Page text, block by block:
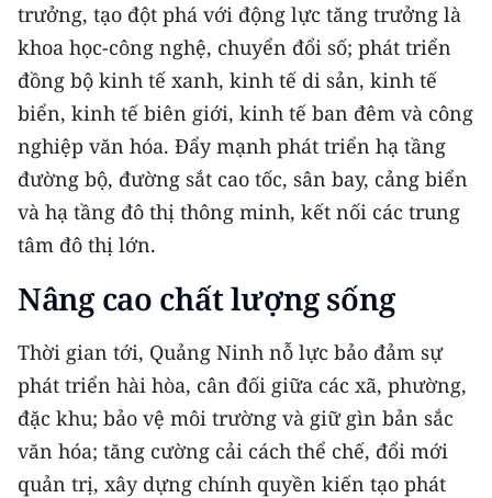
trưởng, tạo đột phá với động lực tăng trưởng là
khoa học-công nghệ, chuyển đổi số; phát triển
đồng bộ kinh tế xanh, kinh tế di sản, kinh tế
biển, kinh tế biên giới, kinh tế ban đêm và công
nghiệp văn hóa. Đẩy mạnh phát triển hạ tầng
đường bộ, đường sắt cao tốc, sân bay, cảng biển
và hạ tầng đô thị thông minh, kết nối các trung
tâm đô thị lớn.
Nâng cao chất lượng sống
Thời gian tới, Quảng Ninh nỗ lực bảo đảm sự
phát triển hài hòa, cân đối giữa các xã, phường,
đặc khu; bảo vệ môi trường và giữ gìn bản sắc
văn hóa; tăng cường cải cách thể chế, đổi mới
quản trị, xây dựng chính quyền kiến tạo phát